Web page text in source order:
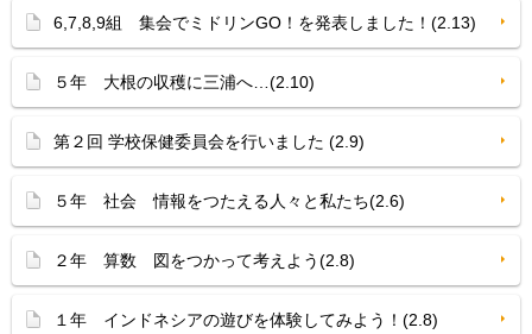
6,7,8,9組 集会でミドリンGO！を発表しました！(2.13)
５年 大根の収穫に三浦へ…(2.10)
第２回 学校保健委員会を行いました (2.9)
５年 社会 情報をつたえる人々と私たち(2.6)
２年 算数 図をつかって考えよう(2.8)
１年 インドネシアの遊びを体験してみよう！(2.8)